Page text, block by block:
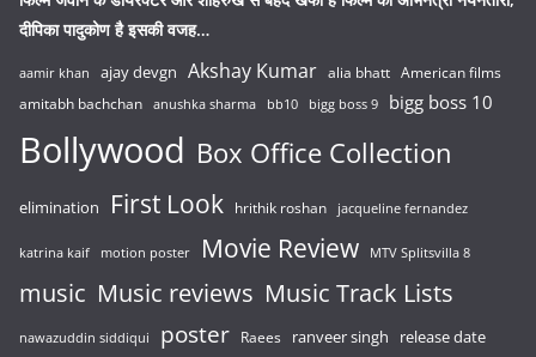
दीपिका पादुकोण है इसकी वजह…
aamir khan ajay devgn Akshay Kumar alia bhatt American films
amitabh bachchan anushka sharma bb10 bigg boss 9 bigg boss 10
Bollywood Box Office Collection
elimination First Look hrithik roshan jacqueline fernandez
katrina kaif motion poster Movie Review MTV Splitsvilla 8
music Music reviews Music Track Lists
nawazuddin siddiqui poster Raees ranveer singh release date